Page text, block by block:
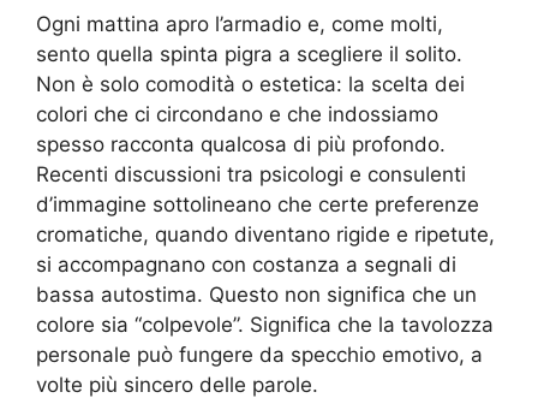
Ogni mattina apro l’armadio e, come molti,
sento quella spinta pigra a scegliere il solito.
Non è solo comodità o estetica: la scelta dei
colori che ci circondano e che indossiamo
spesso racconta qualcosa di più profondo.
Recenti discussioni tra psicologi e consulenti
d’immagine sottolineano che certe preferenze
cromatiche, quando diventano rigide e ripetute,
si accompagnano con costanza a segnali di
bassa autostima. Questo non significa che un
colore sia “colpevole”. Significa che la tavolozza
personale può fungere da specchio emotivo, a
volte più sincero delle parole.